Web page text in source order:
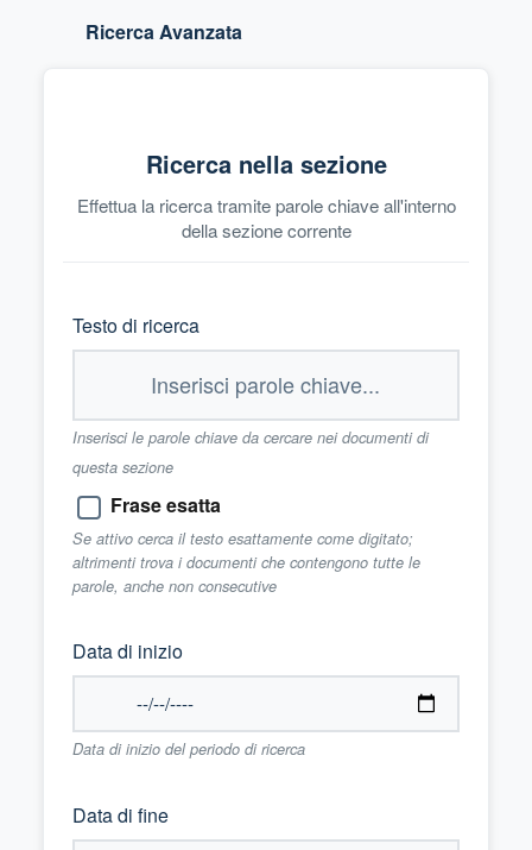
Ricerca Avanzata
Ricerca nella sezione
Effettua la ricerca tramite parole chiave all'interno
della sezione corrente
Testo di ricerca
Inserisci le parole chiave da cercare nei documenti di
questa sezione
Frase esatta
Se attivo cerca il testo esattamente come digitato;
altrimenti trova i documenti che contengono tutte le
parole, anche non consecutive
Data di inizio
Data di inizio del periodo di ricerca
Data di fine